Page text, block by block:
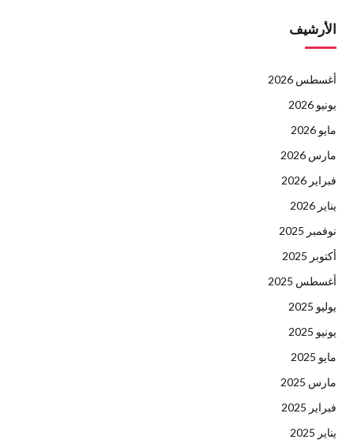
الأرشيف
أغسطس 2026
يونيو 2026
مايو 2026
مارس 2026
فبراير 2026
يناير 2026
نوفمبر 2025
أكتوبر 2025
أغسطس 2025
يوليو 2025
يونيو 2025
مايو 2025
مارس 2025
فبراير 2025
يناير 2025